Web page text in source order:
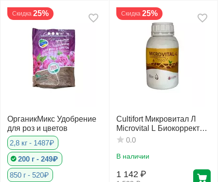
Скидка 25%
ОрганикМикс Удобрение
для роз и цветов
2,8 кг - 1487₽
200 г - 249₽
850 г - 520₽
Скидка 25%
Cultifort Микровитал Л
Microvital L Биокорректор
дефицита питания 500 мл
0.0
В наличии
1 142 ₽